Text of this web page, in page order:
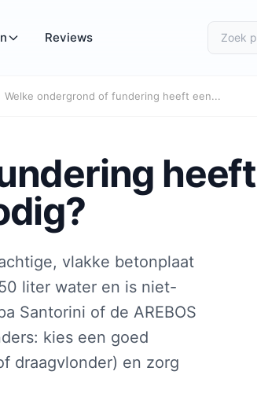
Reviews
Welke ondergrond of fundering heeft een...
heeft
vlakke betonplaat
liter water en is niet-
Santorini of de AREBOS
kies een goed
draagvlonder) en zorg